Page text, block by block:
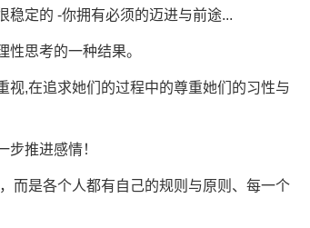
稳定的 -你拥有必须的迈进与前途...
思考的一种结果。
视,在追求她们的过程中的尊重她们的习性与
推进感情！
而是各个人都有自己的规则与原则、每一个